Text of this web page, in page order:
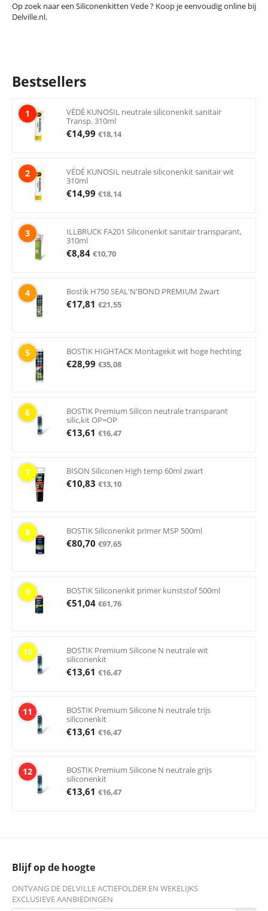
Op zoek naar een Siliconenkitten Vede ? Koop je eenvoudig online bij
Delville.nl.
Bestsellers
1
VÉDÉ KUNOSIL neutrale siliconenkit sanitair
Transp. 310ml
€14,99 €18,14
2
VÉDÉ KUNOSIL neutrale siliconenkit sanitair wit
310ml
€14,99 €18,14
3
ILLBRUCK FA201 Siliconenkit sanitair transparant,
310ml
€8,84 €10,70
4 Bostik H750 SEAL'N'BOND PREMIUM Zwart
€17,81 €21,55
5 BOSTIK HIGHTACK Montagekit wit hoge hechting
€28,99 €35,08
6
BOSTIK Premium Silicon neutrale transparant
silic,kit OP=OP
€13,61 €16,47
7 BISON Siliconen High temp 60ml zwart
€10,83 €13,10
8 BOSTIK Siliconenkit primer MSP 500ml
€80,70 €97,65
9 BOSTIK Siliconenkit primer kunststof 500ml
€51,04 €61,76
10
BOSTIK Premium Silicone N neutrale wit
siliconenkit
€13,61 €16,47
11
BOSTIK Premium Silicone N neutrale trijs
siliconenkit
€13,61 €16,47
12
BOSTIK Premium Silicone N neutrale grijs
siliconenkit
€13,61 €16,47
Blijf op de hoogte
ONTVANG DE DELVILLE ACTIEFOLDER EN WEKELIJKS
EXCLUSIEVE AANBIEDINGEN